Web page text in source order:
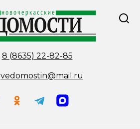
8 (8635) 22-82-85
vedomostin@mail.ru